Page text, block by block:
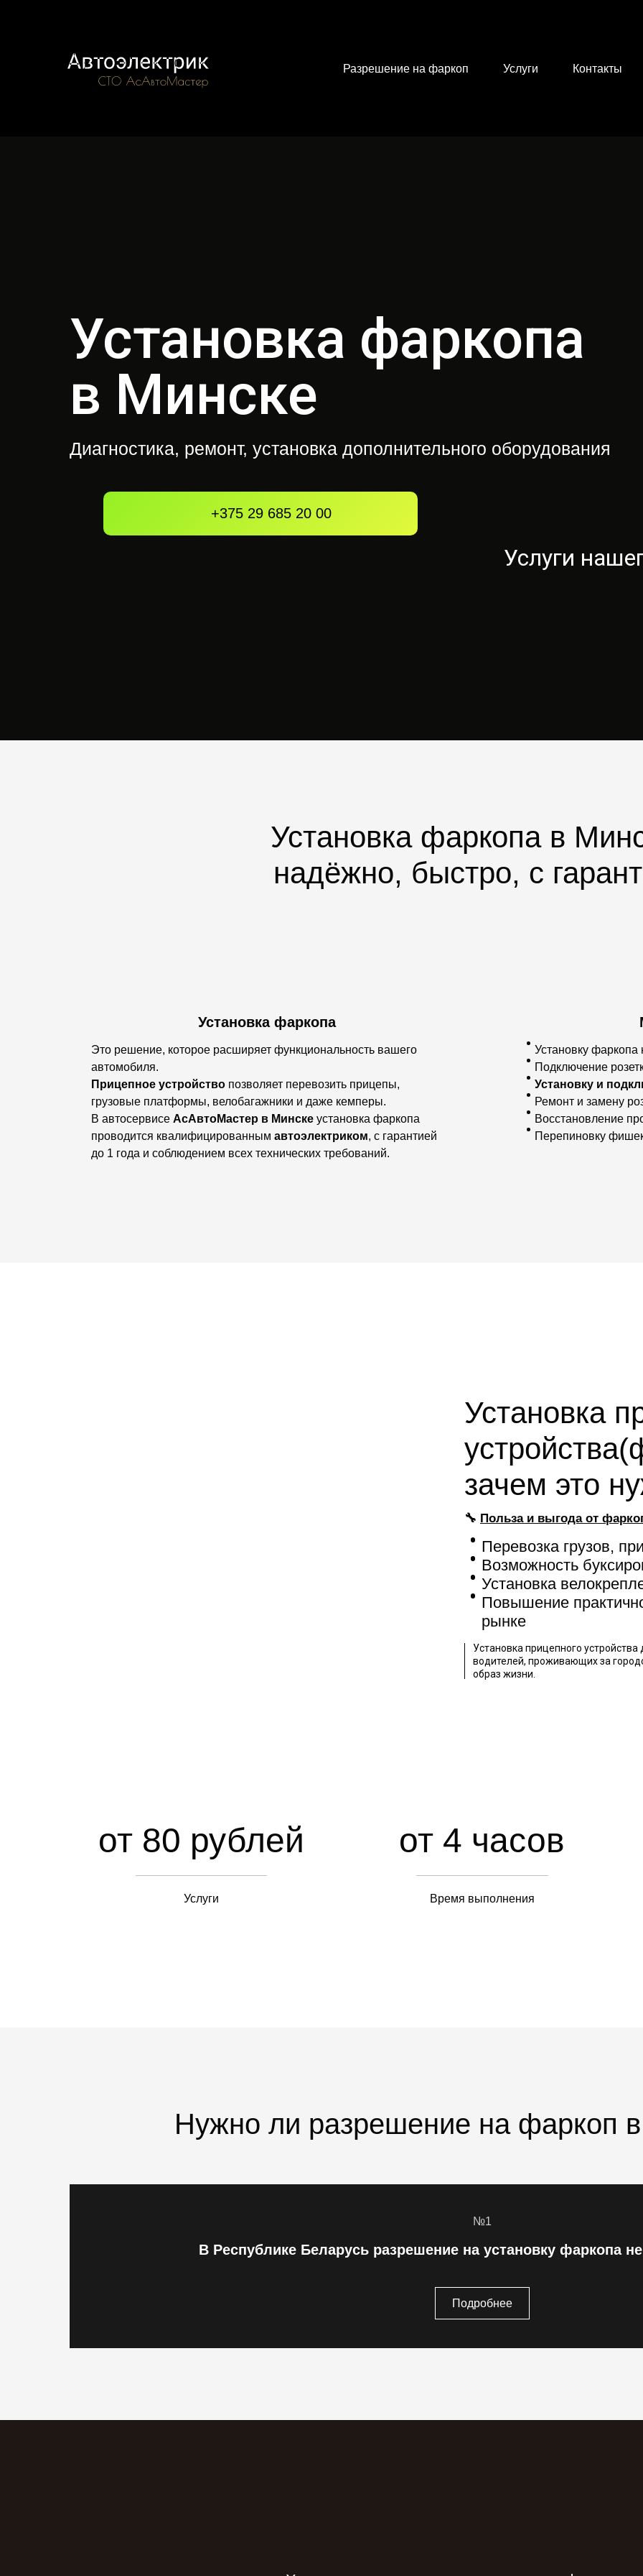
Разрешение на фаркоп Услуги Контакты
Установка фаркопа
в Минске
Диагностика, ремонт, установка дополнительного оборудования
+375 29 685 20 00
Услуги
Установка фаркопа в
надёжно, быстро, с
Установка фаркопа
Это решение, которое расширяет функциональность вашего
автомобиля.
Прицепное устройство позволяет перевозить прицепы,
грузовые платформы, велобагажники и даже кемперы.
В автосервисе АсАвтоМастер в Минске установка фаркопа
проводится квалифицированным автоэлектриком, с гарантией
до 1 года и соблюдением всех технических требований.
Установку фаркопа
Подключение
Установку и
Ремонт и замену
Восстановление
Перепиновку
Установка
зачем это
🔧 Польза и выгода от
Перевозка грузов,
Возможность
Установка
Повышение
рынке
Установка прицепного
водителей, проживающих за
образ жизни.
от 80 рублей
Услуги
от 4 часов
Время выполнения
Нужно ли разрешение на фаркоп
№1
В Республике Беларусь разрешение на установку фаркопа
Подробнее